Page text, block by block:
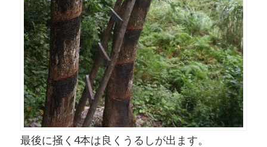
最後に掻く4本は良くうるしが出ます。